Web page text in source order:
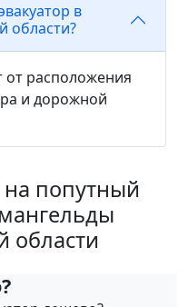
в
области?
от расположения
и дорожной
на попутный
области